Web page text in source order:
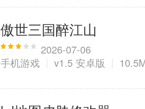
傲世三国醉江山
2026-07-06
手机游戏
v1.5 安卓版